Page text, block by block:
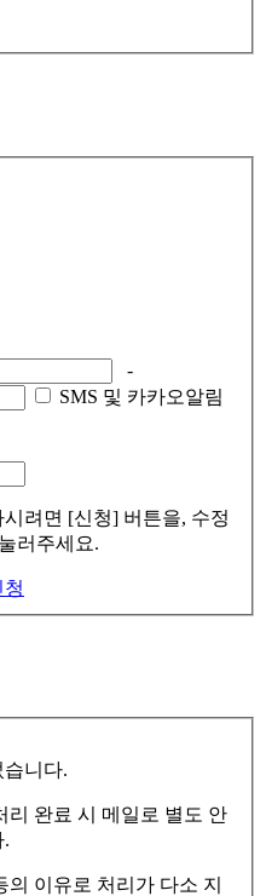
-
SMS 및 카카오알림
려면 [신청] 버튼을, 수정
러주세요.
청
니다.
리 완료 시 메일로 별도 안
.
이유로 처리가 다소 지